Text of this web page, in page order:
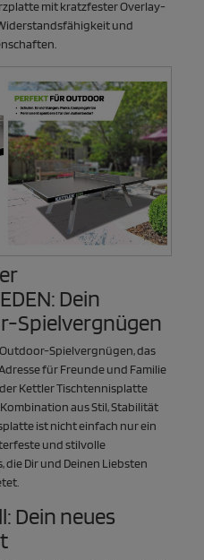
mit kratzfester Overlay-
und
Dein
Spielvergnügen
Spielvergnügen, das
für Freunde und Familie
Kettler Tischtennisplatte
aus Stil, Stabilität
ist nicht einfach nur ein
und stilvolle
Dir und Deinen Liebsten
Dein neues